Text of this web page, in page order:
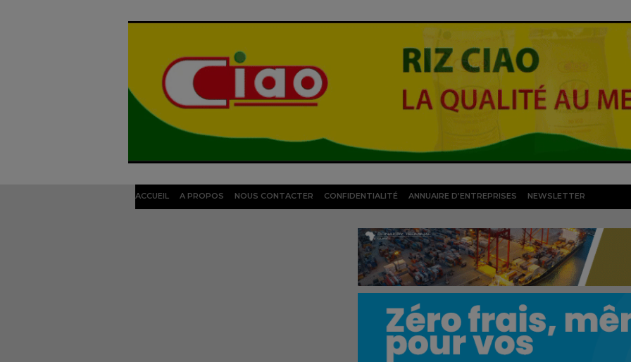
ACCUEIL A PROPOS NOUS CONTACTER CONFIDENTIALITÉ ANNUAIRE D’ENTREPRISES NEWSLETTER